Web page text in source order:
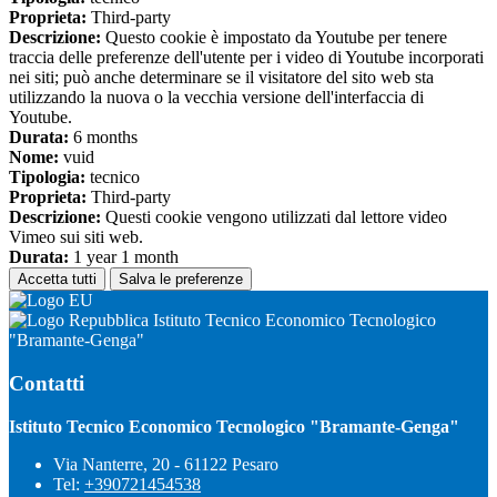
Proprieta: Third-party
Descrizione: Questo cookie è impostato da Youtube per tenere
traccia delle preferenze dell'utente per i video di Youtube incorporati
nei siti; può anche determinare se il visitatore del sito web sta
utilizzando la nuova o la vecchia versione dell'interfaccia di
Youtube.
Durata: 6 months
Nome: vuid
Tipologia: tecnico
Proprieta: Third-party
Descrizione: Questi cookie vengono utilizzati dal lettore video
Vimeo sui siti web.
Durata: 1 year 1 month
Accetta tutti Salva le preferenze
Istituto Tecnico Economico Tecnologico
"Bramante-Genga"
Contatti
Istituto Tecnico Economico Tecnologico "Bramante-Genga"
Via Nanterre, 20 - 61122 Pesaro
Tel: +390721454538